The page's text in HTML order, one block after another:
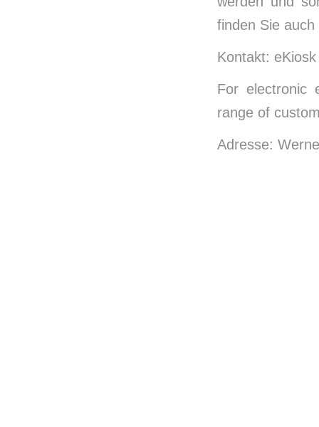
finden Sie
Kontakt:
For electronic
range of
Adresse: